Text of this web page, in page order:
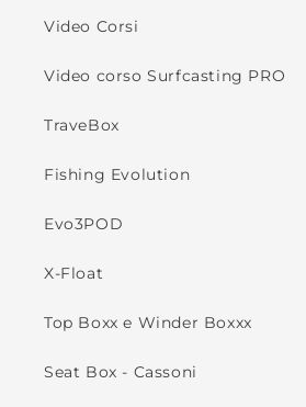
Video Corsi
Video corso Surfcasting PRO
TraveBox
Fishing Evolution
Evo3POD
X-Float
Top Boxx e Winder Boxxx
Seat Box - Cassoni